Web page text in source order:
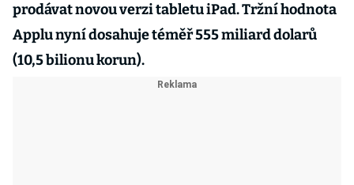
prodávat novou verzi tabletu iPad. Tržní hodnota
Applu nyní dosahuje téměř 555 miliard dolarů
(10,5 bilionu korun).